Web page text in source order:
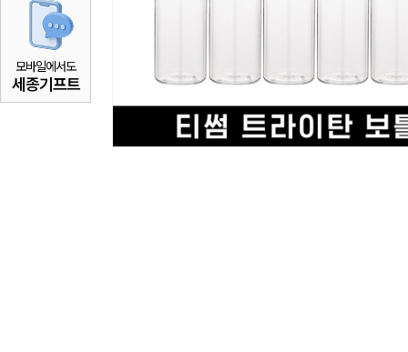
모바일에서도
세종기프트